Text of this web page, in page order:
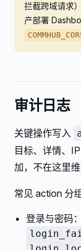
拦截跨域请求
产部署
审计日志
关键操作写入
目标、详情、
加，不在这里
常见 action 分组
登录与密码：